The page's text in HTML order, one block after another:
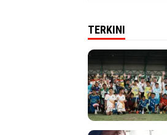
TERKINI